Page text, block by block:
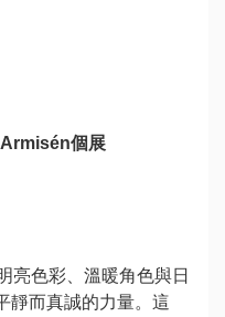
個展
亮色彩、溫暖角色與日
靜而真誠的力量。這